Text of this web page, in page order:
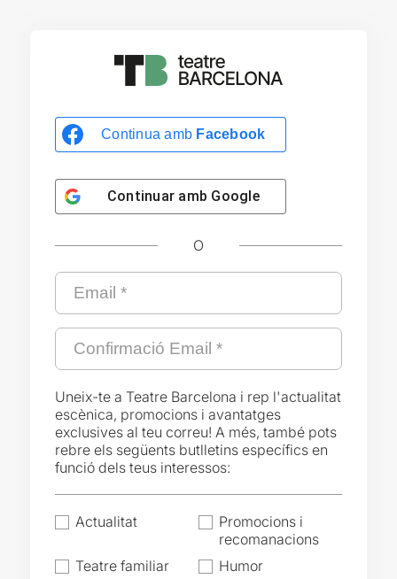
Continua amb Facebook
Continuar amb Google
O
Uneix-te a Teatre Barcelona i rep l'actualitat
escènica, promocions i avantatges
exclusives al teu correu! A més, també pots
rebre els següents butlletins específics en
funció dels teus interessos:
Actualitat
Promocions i
recomanacions
Teatre familiar
Humor